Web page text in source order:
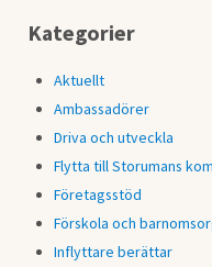
Kategorier
Aktuellt
Ambassadörer
Driva och utveckla
Flytta till Storumans
Företagsstöd
Förskola och
Inflyttare berättar